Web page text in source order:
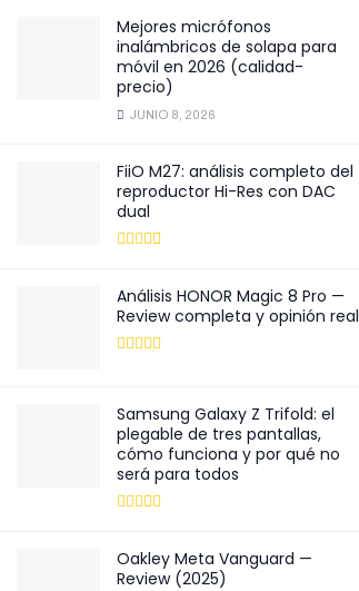
Mejores micrófonos
inalámbricos de solapa para
móvil en 2026 (calidad-
precio)
JUNIO 8, 2026
FiiO M27: análisis completo del
reproductor Hi-Res con DAC
dual
Análisis HONOR Magic 8 Pro —
Review completa y opinión real
Samsung Galaxy Z Trifold: el
plegable de tres pantallas,
cómo funciona y por qué no
será para todos
Oakley Meta Vanguard —
Review (2025)